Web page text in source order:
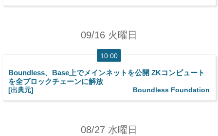
09/16 火曜日
10:00
Boundless、Base上でメインネットを公開 ZKコンピュート
を全ブロックチェーンに解放
[出典元] Boundless Foundation
08/27 水曜日